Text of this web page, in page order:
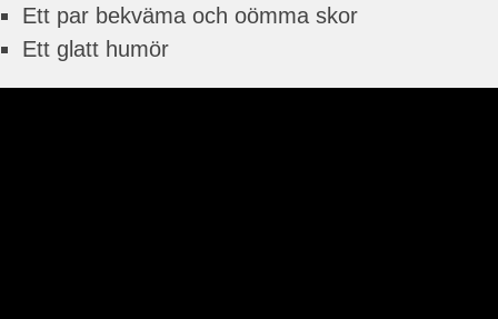
Ett par bekväma och oömma skor
Ett glatt humör